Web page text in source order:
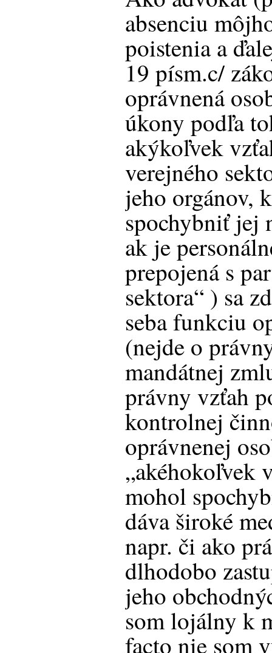
absenciu
poistenia a
19 písm.c/
oprávnená
úkony podľa
akýkoľvek
verejného
jeho orgánov,
spochybniť jej
ak je
prepojená s
sektora“ ) sa
seba funkciu
(nejde o
mandátnej
právny vzťah
kontrolnej
oprávnenej
„akéhokoľvek
mohol
dáva široké
napr. či ako
dlhodobo
jeho
som lojálny k
facto nie som